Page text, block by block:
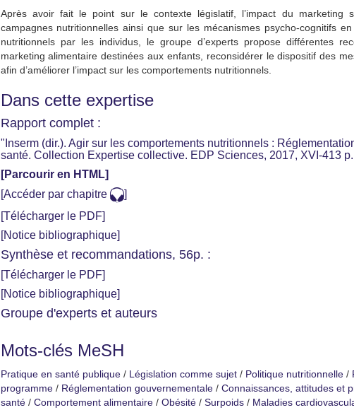
Après avoir fait le point sur le contexte législatif, l’impact du marketing
campagnes nutritionnelles ainsi que sur les mécanismes psycho-cognitifs
nutritionnels par les individus, le groupe d’experts propose différentes
marketing alimentaire destinées aux enfants, reconsidérer le dispositif des
afin d’améliorer l’impact sur les comportements nutritionnels.
Dans cette expertise
Rapport complet :
"Inserm (dir.). Agir sur les comportements nutritionnels :
santé. Collection Expertise collective. EDP Sciences, 2017, XVI-413
[Parcourir en HTML]
[Accéder par chapitre
]
[Télécharger le PDF]
[Notice bibliographique]
Synthèse et recommandations, 56p. :
[Télécharger le PDF]
[Notice bibliographique]
Groupe d'experts et auteurs
Mots-clés MeSH
Pratique en santé publique/ Législation comme sujet/ Politique nutritionnelle/
programme/ Réglementation gouvernementale/ Connaissances, attitudes et
santé/ Comportement alimentaire/ Obésité/ Surpoids/ Maladies